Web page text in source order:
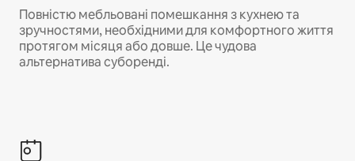
Повністю мебльовані помешкання з кухнею та
зручностями, необхідними для комфортного життя
протягом місяця або довше. Це чудова
альтернатива суборенді.